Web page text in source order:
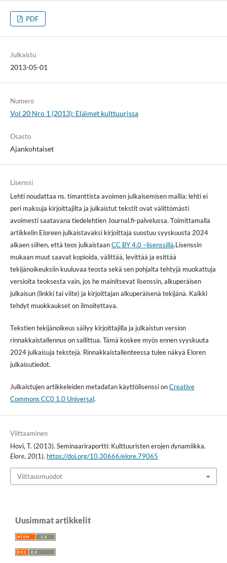
PDF
Julkaistu
2013-05-01
Numero
Vol 20 Nro 1 (2013): Eläimet kulttuurissa
Osasto
Ajankohtaiset
Lisenssi
Lehti noudattaa ns. timanttista avoimen julkaisemisen mallia: lehti ei
peri maksuja kirjoittajilta ja julkaistut tekstit ovat välittömästi
avoimesti saatavana tiedelehtien Journal.fi-palvelussa. Toimittamalla
artikkelin Eloreen julkaistavaksi kirjoittaja suostuu syyskuusta 2024
alkaen siihen, että teos julkaistaanCC BY 4.0 –lisenssillä.Lisenssin
mukaan muut saavat kopioida, välittää, levittää ja esittää
tekijänoikeuksiin kuuluvaa teosta sekä sen pohjalta tehtyjä muokattuja
versioita teoksesta vain, jos he mainitsevat lisenssin, alkuperäisen
julkaisun (linkki tai viite) ja kirjoittajan alkuperäisenä tekijänä. Kaikki
tehdyt muokkaukset on ilmoitettava.
Tekstien tekijänoikeus säilyy kirjoittajilla ja julkaistun version
rinnakkaistallennus on sallittua. Tämä koskee myös ennen syyskuuta
2024 julkaisuja tekstejä. Rinnakkaistallenteessa tulee näkyä Eloren
julkaisutiedot.
Julkaistujen artikkeleiden metadatan käyttölisenssi onCreative
Commons CC0 1.0 Universal.
Viittaaminen
Hovi, T. (2013). Seminaariraportti: Kulttuuristen erojen dynamiikka.
Elore, 20(1). https://doi.org/10.30666/elore.79065
Viittausmuodot
Uusimmat artikkelit